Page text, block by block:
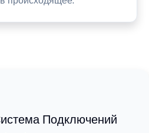
Подключений